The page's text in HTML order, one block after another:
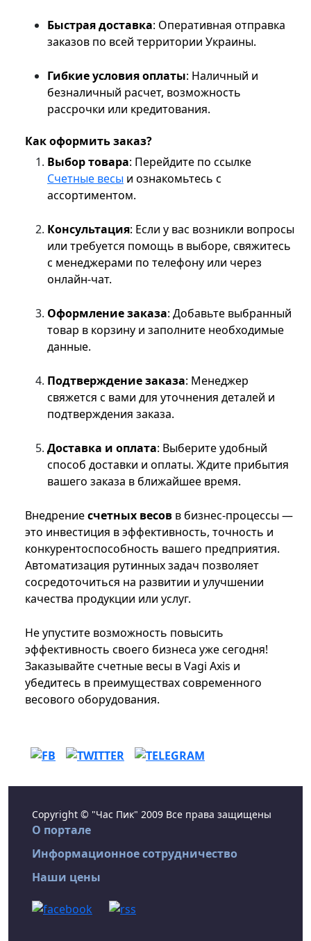
Быстрая доставка: Оперативная отправка
заказов по всей территории Украины.
Гибкие условия оплаты: Наличный и
безналичный расчет, возможность
рассрочки или кредитования.
Как оформить заказ?
Выбор товара: Перейдите по ссылке
Счетные весы и ознакомьтесь с
ассортиментом.
Консультация: Если у вас возникли вопросы
или требуется помощь в выборе, свяжитесь
с менеджерами по телефону или через
онлайн-чат.
Оформление заказа: Добавьте выбранный
товар в корзину и заполните необходимые
данные.
Подтверждение заказа: Менеджер
свяжется с вами для уточнения деталей и
подтверждения заказа.
Доставка и оплата: Выберите удобный
способ доставки и оплаты. Ждите прибытия
вашего заказа в ближайшее время.
Внедрениесчетных весов в бизнес-процессы —
это инвестиция в эффективность, точность и
конкурентоспособность вашего предприятия.
Автоматизация рутинных задач позволяет
сосредоточиться на развитии и улучшении
качества продукции или услуг.
Не упустите возможность повысить
эффективность своего бизнеса уже сегодня!
Заказывайте счетные весы в Vagi Axis и
убедитесь в преимуществах современного
весового оборудования.
Copyright © "Час Пик" 2009 Все права защищены
О портале
Информационное сотрудничество
Наши цены